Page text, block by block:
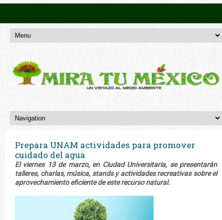
Prepara UNAM actividades para promover
cuidado del agua
El viernes 13 de marzo, en Ciudad Universitaria, se presentarán
talleres, charlas, música, stands y actividades recreativas sobre el
aprovechamiento eficiente de este recurso natural.